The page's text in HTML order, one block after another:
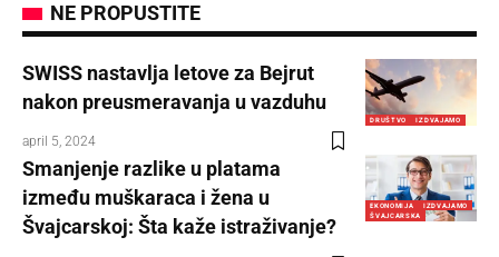
NE PROPUSTITE
DRUŠTVO IZDVAJAMO
SWISS nastavlja letove za Bejrut
nakon preusmeravanja u vazduhu
april 5, 2024
EKONOMIJA
IZDVAJAMO
ŠVAJCARSKA
Smanjenje razlike u platama
između muškaraca i žena u
Švajcarskoj: Šta kaže istraživanje?